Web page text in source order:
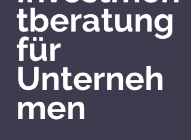
tberatung
für
Unterneh
men